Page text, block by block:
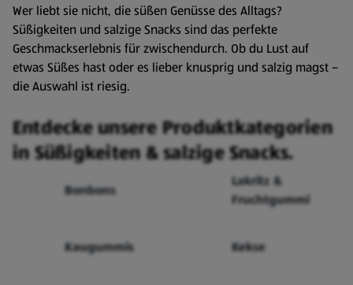
Wer liebt sie nicht, die süßen Genüsse des Alltags?
Süßigkeiten und salzige Snacks sind das perfekte
Geschmackserlebnis für zwischendurch. Ob du Lust auf
etwas Süßes hast oder es lieber knusprig und salzig magst –
die Auswahl ist riesig.
Entdecke unsere Produktkategorien
in Süßigkeiten & salzige Snacks.
Bonbons
Lakritz &
Fruchtgummi
Kaugummis Kekse